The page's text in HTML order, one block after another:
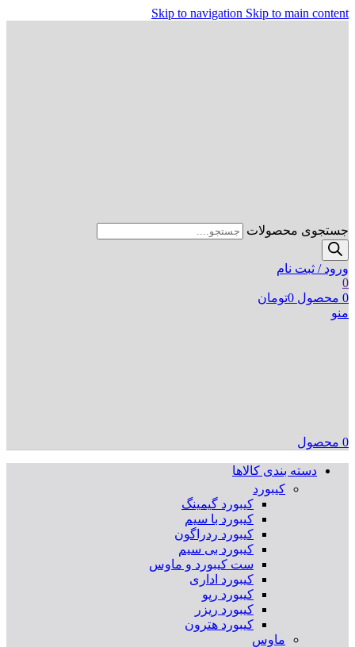
Skip to navigation Skip to main content
جستجوی محصولات
ورود / ثبت نام
0
0 محصول 0تومان
منو
0 محصول
دسته بندی کالاها
کیبورد
کیبورد گیمینگ
کیبورد با سیم
کیبورد ردراگون
کیبورد بی سیم
ست کیبورد و ماوس
کیبورد اداری
کیبورد رپو
کیبورد ریزر
کیبورد هترون
ماوس